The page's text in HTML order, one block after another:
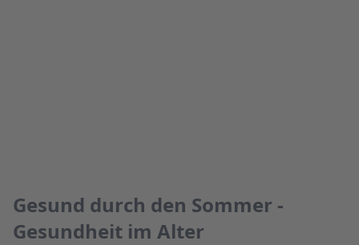
Gesund durch den Sommer -
Gesundheit im Alter